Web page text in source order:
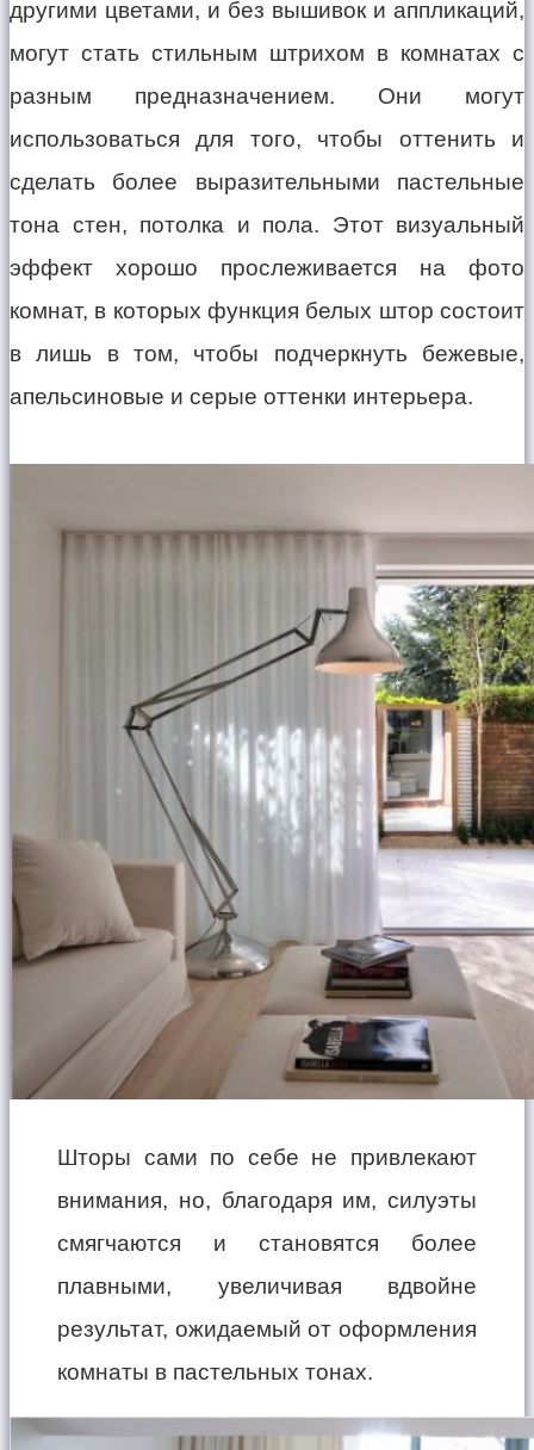
другими цветами, и без вышивок и аппликаций,
могут стать стильным штрихом в комнатах с
разным предназначением. Они могут
использоваться для того, чтобы оттенить и
сделать более выразительными пастельные
тона стен, потолка и пола. Этот визуальный
эффект хорошо прослеживается на фото
комнат, в которых функция белых штор состоит
в лишь в том, чтобы подчеркнуть бежевые,
апельсиновые и серые оттенки интерьера.
Шторы сами по себе не привлекают
внимания, но, благодаря им, силуэты
смягчаются и становятся более
плавными, увеличивая вдвойне
результат, ожидаемый от оформления
комнаты в пастельных тонах.